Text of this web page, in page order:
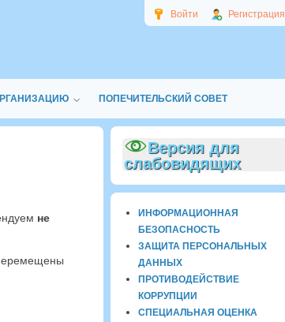
Войти Регистрация
ПОПЕЧИТЕЛЬСКИЙ СОВЕТ
не
Версия для
слабовидящих
ИНФОРМАЦИОННАЯ
БЕЗОПАСНОСТЬ
ЗАЩИТА ПЕРСОНАЛЬНЫХ
ДАННЫХ
ПРОТИВОДЕЙСТВИЕ
КОРРУПЦИИ
СПЕЦИАЛЬНАЯ ОЦЕНКА